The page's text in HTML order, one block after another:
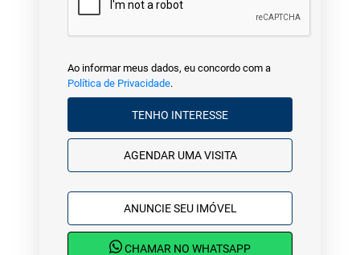
Ao informar meus dados, eu concordo com a
Política de Privacidade.
TENHO INTERESSE
AGENDAR UMA VISITA
ANUNCIE SEU IMÓVEL
CHAMAR NO WHATSAPP